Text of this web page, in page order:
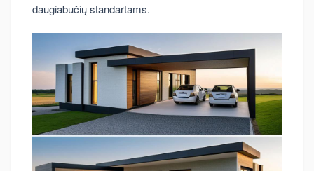
daugiabučių standartams.